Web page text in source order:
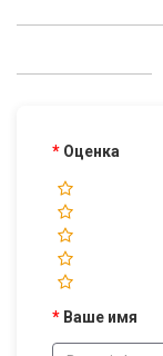
Оценка
Ваше имя